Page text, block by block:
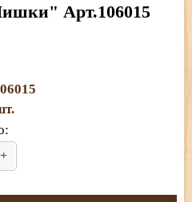
Арт.106015
+